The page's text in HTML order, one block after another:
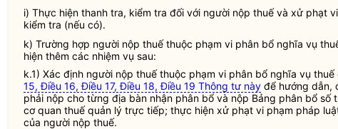
i) Thực hiện thanh tra, kiểm tra đối với người nộp thuếvà xử phạt
kiểm tra (nếu có).
k) Trường hợp người nộp thuế thuộc phạm vi phân bổ nghĩa vụ
hiện thêm các nhiệm vụ sau:
k.1) Xác định người nộp thuế thuộc phạm vi phân bổ nghĩa vụ thuế
15, Điều 16, Điều 17, Điều 18, Điều 19 Thông tư này để hướng dẫn,
phải nộp cho từng địa bàn nhận phân bổ và nộp Bảng phân bổ số
cơ quan thuế quản lý trực tiếp; thực hiện xử phạt vi phạm pháp
của người nộp thuế.